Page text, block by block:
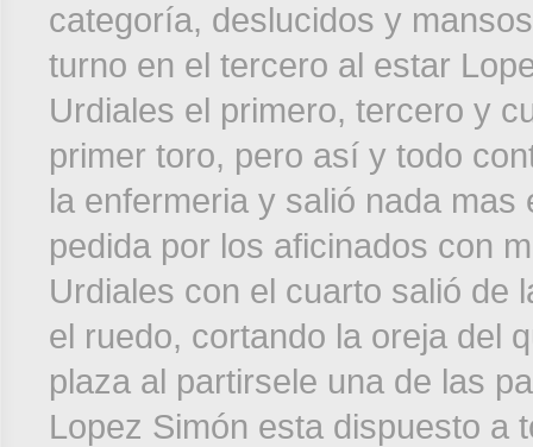
categoría, deslucidos y
turno en el tercero al estar
Urdiales el primero, tercero y
primer toro, pero así y todo
la enfermeria y salió nada
pedida por los aficinados con
Urdiales con el cuarto salió de
el ruedo, cortando la oreja del
plaza al partirsele una de las
Lopez Simón esta dispuesto a